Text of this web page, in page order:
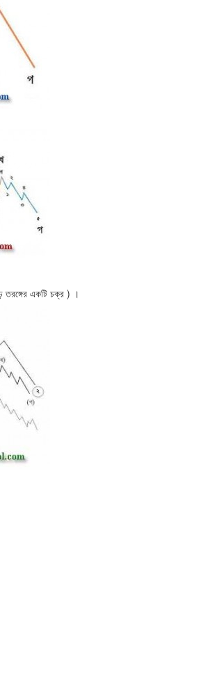
তরঙ্গের একটি চক্র ) ।